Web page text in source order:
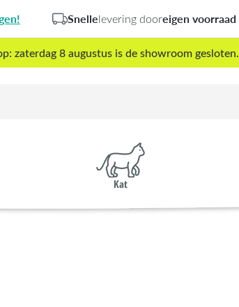
Snellelevering dooreigen voorraad
zaterdag 8 augustus is de showroom gesloten.
Kat